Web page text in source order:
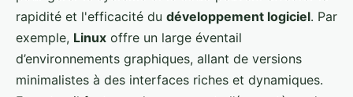
rapidité et l'efficacité du développement logiciel. Par
exemple, Linux offre un large éventail
d’environnements graphiques, allant de versions
minimalistes à des interfaces riches et dynamiques.